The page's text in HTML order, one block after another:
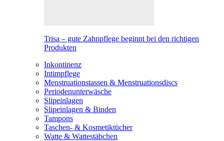
Trisa – gute Zahnpflege beginnt bei den richtigen
Produkten
Inkontinenz
Intimpflege
Menstruationstassen & Menstruationsdiscs
Periodenunterwäsche
Slipeinlagen
Slipeinlagen & Binden
Tampons
Taschen- & Kosmetiktücher
Watte & Wattestäbchen